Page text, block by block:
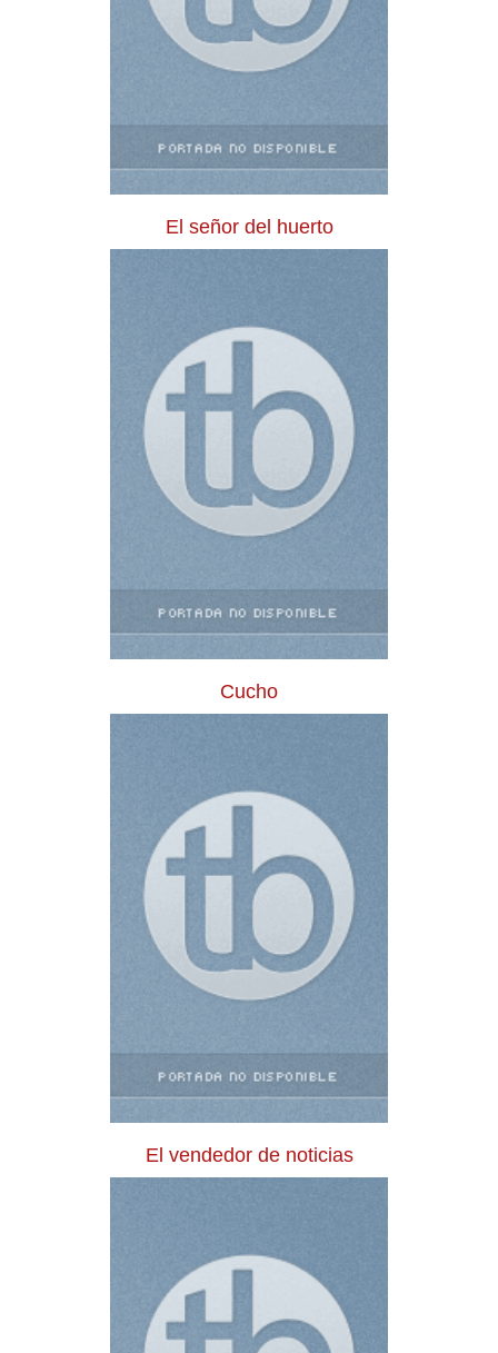
El señor del huerto
Cucho
El vendedor de noticias